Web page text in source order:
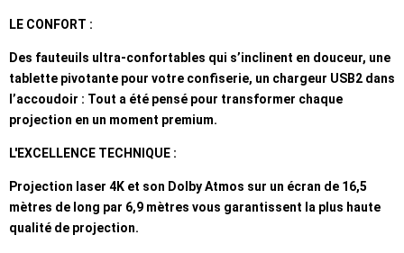
LE CONFORT :
Des fauteuils ultra-confortables qui s’inclinent en douceur, une
tablette pivotante pour votre confiserie, un chargeur USB2 dans
l’accoudoir : Tout a été pensé pour transformer chaque
projection en un moment premium.
L'EXCELLENCE TECHNIQUE :
Projection laser 4K et son Dolby Atmos sur un écran de 16,5
mètres de long par 6,9 mètres vous garantissent la plus haute
qualité de projection.